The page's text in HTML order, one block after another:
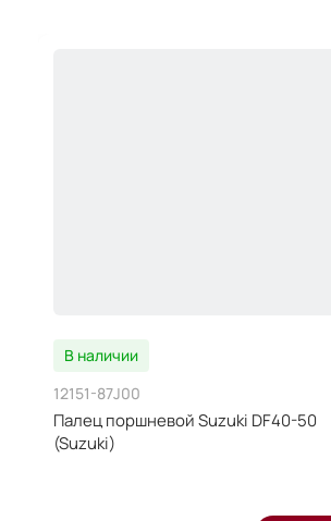
В наличии
12151-87J00
Палец поршневой Suzuki DF40-50
(Suzuki)